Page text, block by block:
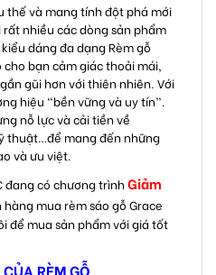
thế và mang tính đột phá mới
nhiều các dòng sản phẩm
dáng đa dạng Rèm gỗ
cho bạn cảm giác thoải mái,
gũi hơn với thiên nhiên. Với
hiệu “bền vững và uy tín”.
nỗ lực và cải tiền về
thuật…để mang đến những
và ưu việt.
đang có chương trình Giảm
hàng mua rèm sáo gỗ Grace
để mua sản phẩm với giá tốt
RÈM GỖ